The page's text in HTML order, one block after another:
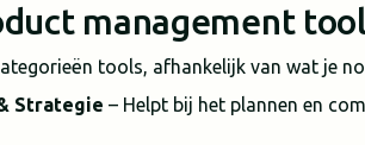
management
tools, afhankelijk van wat je
Strategie – Helpt bij het plannen en